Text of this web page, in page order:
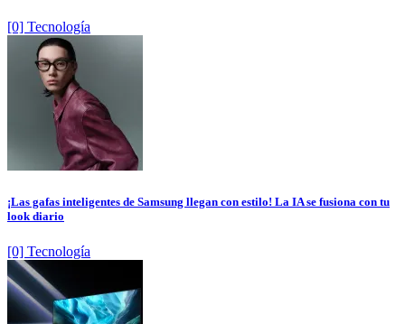
[0] Tecnología
¡Las gafas inteligentes de Samsung llegan con estilo! La IA se fusiona con tu
look diario
[0] Tecnología